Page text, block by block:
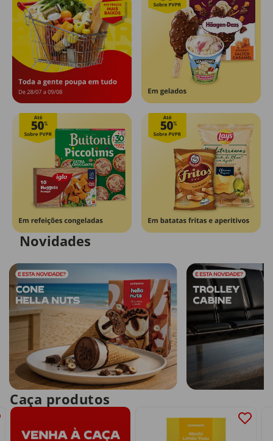
Novidades
Caça produtos